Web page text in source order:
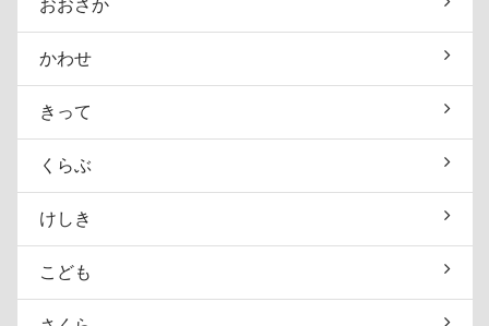
おおさか
かわせ
きって
くらぶ
けしき
こども